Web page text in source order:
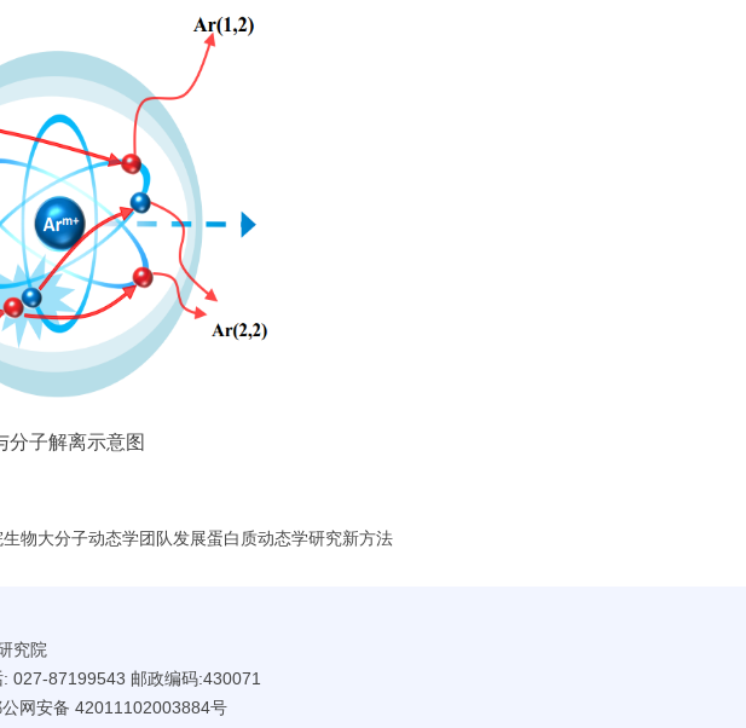
分子解离示意图
物大分子动态学团队发展蛋白质动态学研究新方法
究院
027-87199543 邮政编码:430071
网安备 42011102003884号